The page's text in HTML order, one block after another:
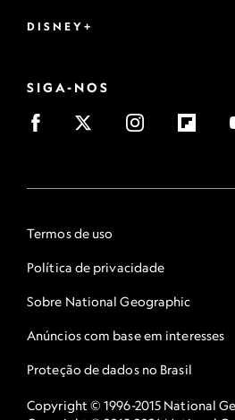
DISNEY+
SIGA-NOS
Termos de uso
Política de privacidade
Sobre National Geographic
Anúncios com base em interesses
Proteção de dados no Brasil
Copyright © 1996-2015 National